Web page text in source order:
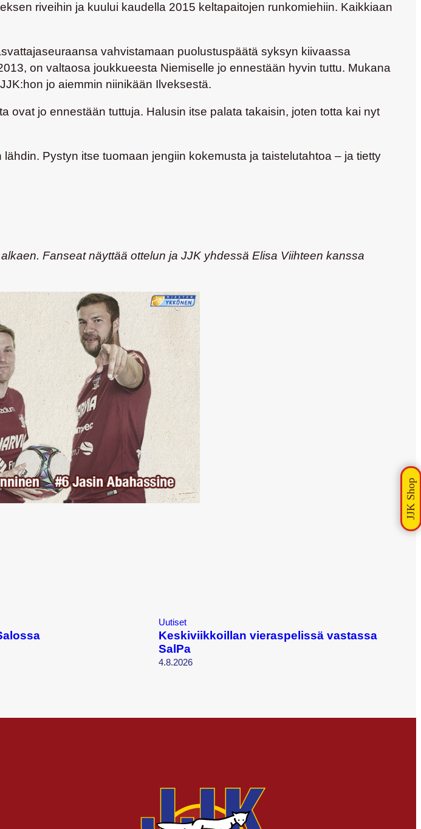
riveihin ja kuului kaudella 2015 keltapaitojen runkomiehiin. Kaikkiaan
vahvistamaan puolustuspäätä syksyn kiivaassa
on valtaosa joukkueesta Niemiselle jo ennestään hyvin tuttu. Mukana
JJK:hon jo aiemmin niinikään Ilveksestä.
ovat jo ennestään tuttuja. Halusin itse palata takaisin, joten totta kai nyt
Pystyn itse tuomaan jengiin kokemusta ja taistelutahtoa – ja tietty
Fanseat näyttää ottelun ja JJK yhdessä Elisa Viihteen kanssa
Uutiset
Keskiviikkoillan vieraspelissä vastassa
SalPa
4.8.2026